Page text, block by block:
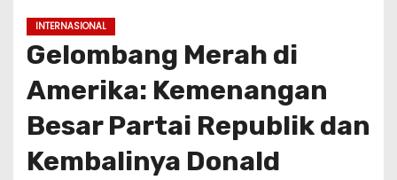
INTERNASIONAL
Gelombang Merah di
Amerika: Kemenangan
Besar Partai Republik dan
Kembalinya Donald